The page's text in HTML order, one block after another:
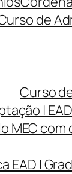
de
Curso
|
com
EAD |